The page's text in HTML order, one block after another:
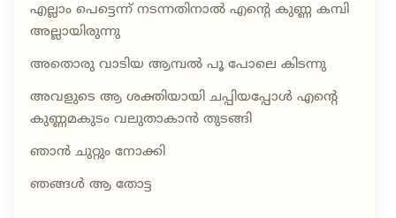
എല്ലാം പെട്ടെന്ന് നടന്നതിനാൽ എന്റെ കുണ്ണ കമ്പി
അല്ലായിരുന്നു
അതൊരു വാടിയ ആമ്പൽ പൂ പോലെ കിടന്നു
അവളുടെ ആ ശക്തിയായി ചപ്പിയപ്പോൾ എന്റെ
കുണ്ണമകുടം വലുതാകാൻ തുടങ്ങി
ഞാൻ ചുറ്റും നോക്കി
ഞങ്ങൾ ആ തോട്ട